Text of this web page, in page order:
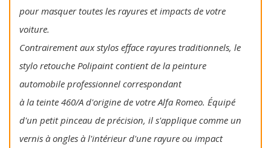
pour masquer toutes les rayures et impacts de votre
voiture.
Contrairement aux stylos efface rayures traditionnels, le
stylo retouche Polipaint contient de la peinture
automobile professionnel correspondant
à la teinte 460/A d'origine de votre Alfa Romeo. Équipé
d'un petit pinceau de précision, il s'applique comme un
vernis à ongles à l'intérieur d'une rayure ou impact